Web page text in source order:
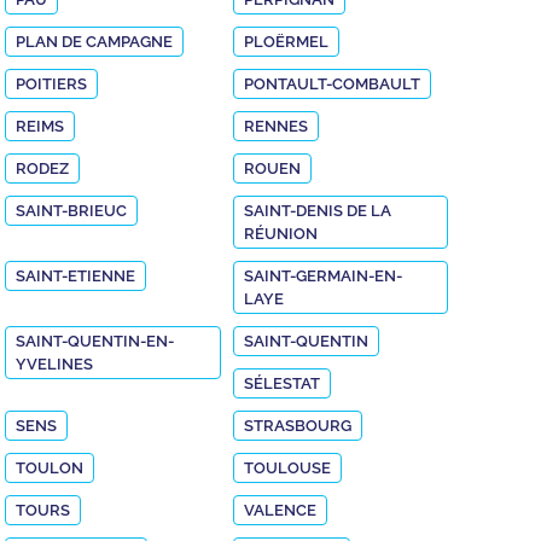
PLAN DE CAMPAGNE PLOËRMEL
POITIERS PONTAULT-COMBAULT
REIMS RENNES
RODEZ ROUEN
SAINT-BRIEUC
SAINT-DENIS DE LA
RÉUNION
SAINT-ETIENNE
SAINT-GERMAIN-EN-
LAYE
SAINT-QUENTIN-EN-
YVELINES
SAINT-QUENTIN
SÉLESTAT
SENS STRASBOURG
TOULON TOULOUSE
TOURS VALENCE